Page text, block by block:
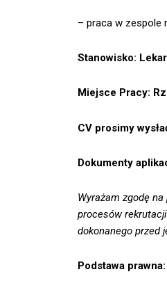
– praca w zespole
Stanowisko:
Miejsce Pracy:
CV prosimy
Dokumenty
Wyrażam zgodę
procesów
dokonanego przed
Podstawa prawna: